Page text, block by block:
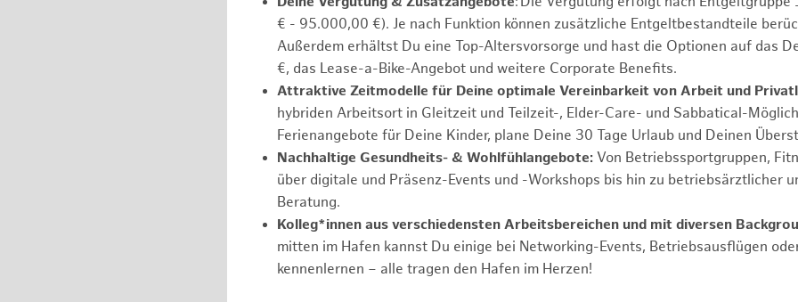
€ - 95.000,00 €). Je nach Funktion können zusätzliche Entgeltbestandteile
Außerdem erhältst Du eine Top-Altersvorsorge und hast die Optionen auf das
€, das Lease-a-Bike-Angebot und weitere Corporate Benefits.
Attraktive Zeitmodelle für Deine optimale Vereinbarkeit von Arbeit und
hybriden Arbeitsort in Gleitzeit und Teilzeit-, Elder-Care- und Sabbatical-
Ferienangebote für Deine Kinder, plane Deine 30 Tage Urlaub und Deinen
Nachhaltige Gesundheits- & Wohlfühlangebote: Von Betriebssportgruppen,
über digitale und Präsenz-Events und -Workshops bis hin zu betriebsärztlicher
Beratung.
Kolleg*innen aus verschiedensten Arbeitsbereichen und mit diversen
mitten im Hafen kannst Du einige bei Networking-Events, Betriebsausflügen
kennenlernen – alle tragen den Hafen im Herzen!